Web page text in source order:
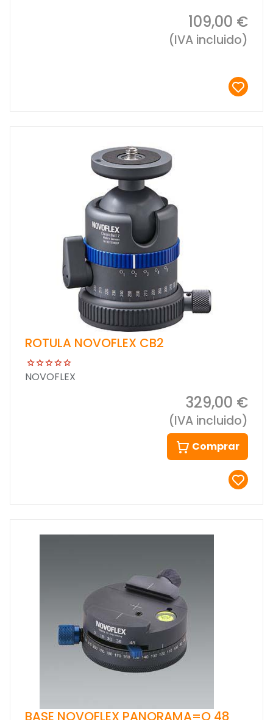
109,00 €
(IVA incluido)
ROTULA NOVOFLEX CB2
NOVOFLEX
329,00 €
(IVA incluido)
Comprar
BASE NOVOFLEX PANORAMA=Q 48